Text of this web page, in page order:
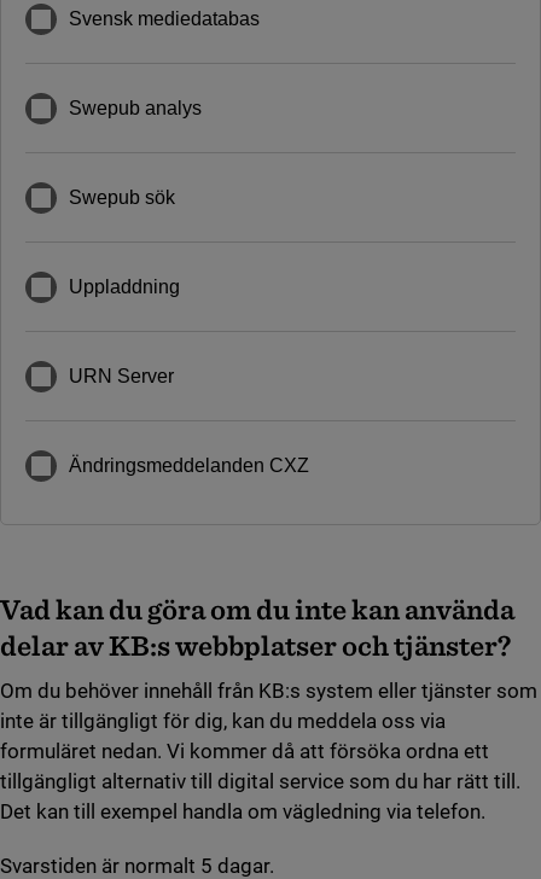
Svensk mediedatabas
Swepub analys
Swepub sök
Uppladdning
URN Server
Ändringsmeddelanden CXZ
Vad kan du göra om du inte kan använda
delar av KB:s webbplatser och tjänster?
Om du behöver innehåll från KB:s system eller tjänster som
inte är tillgängligt för dig, kan du meddela oss via
formuläret nedan. Vi kommer då att försöka ordna ett
tillgängligt alternativ till digital service som du har rätt till.
Det kan till exempel handla om vägledning via telefon.
Svarstiden är normalt 5 dagar.